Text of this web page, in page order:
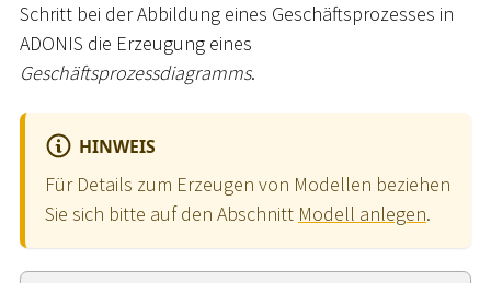
Schritt bei der Abbildung eines Geschäftsprozesses in
ADONIS die Erzeugung eines
Geschäftsprozessdiagramms.
HINWEIS
Für Details zum Erzeugen von Modellen beziehen
Sie sich bitte auf den Abschnitt Modell anlegen.